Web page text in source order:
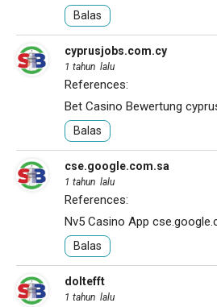
Balas
cyprusjobs.com.cy
1 tahun lalu
References:
Bet Casino Bewertung
Balas
cse.google.com.sa
1 tahun lalu
References:
Nv5 Casino App
Balas
doltefft
1 tahun lalu